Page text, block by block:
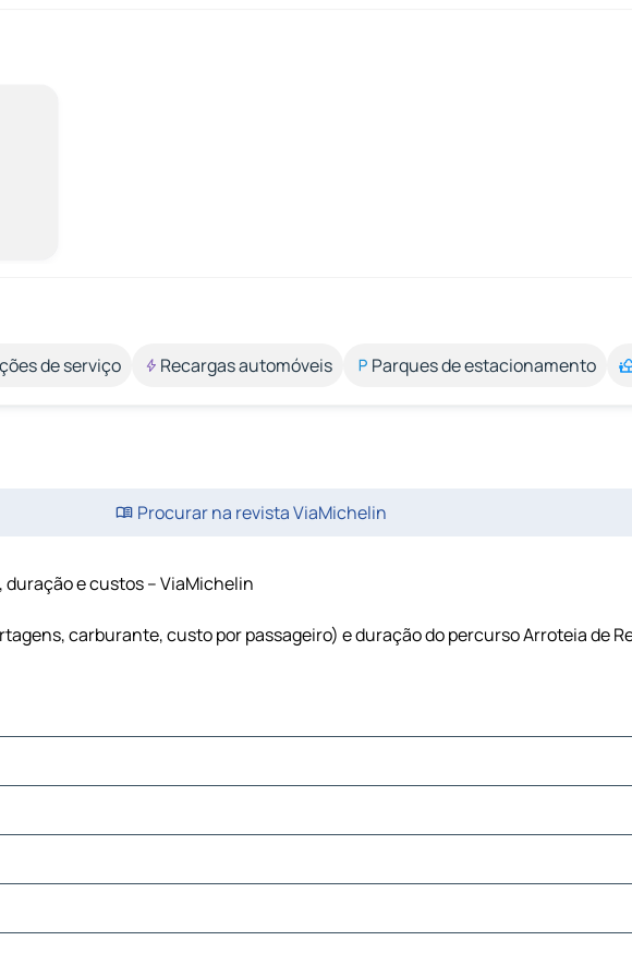
de serviço Recargas automóveis Parques de estacionamento
Procurar na revista ViaMichelin
e custos – ViaMichelin
carburante, custo por passageiro) e duração do percurso Arroteia de